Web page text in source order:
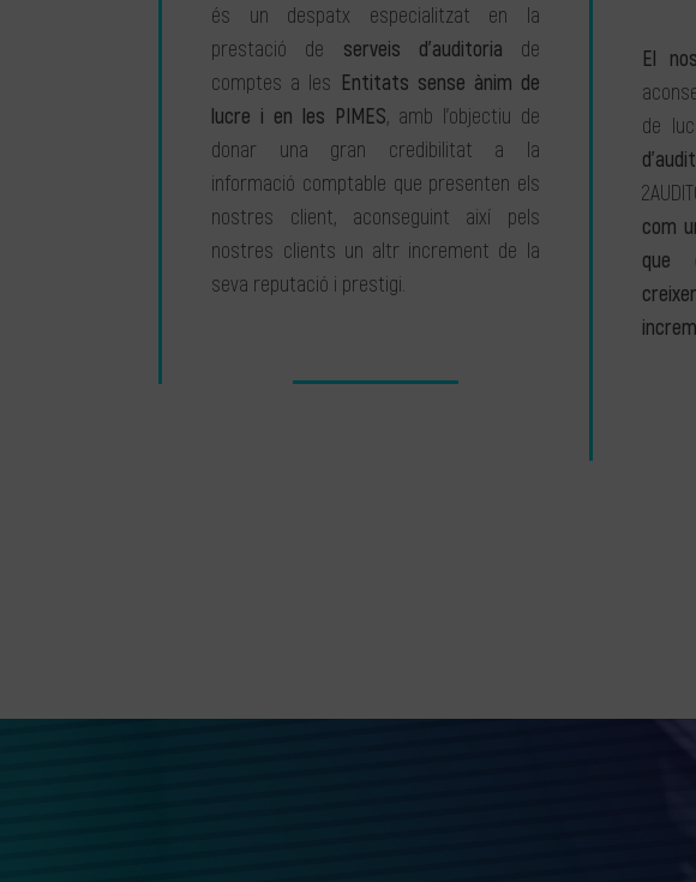
és un despatx especialitzat en la
prestació de serveis d’auditoria de
comptes a les Entitats sense ànim de
lucre i en les PIMES, amb l’objectiu de
donar una gran credibilitat a la
informació comptable que presenten els
nostres client, aconseguint així pels
nostres clients un altr increment de la
seva reputació i prestigi.
El
de
com
que